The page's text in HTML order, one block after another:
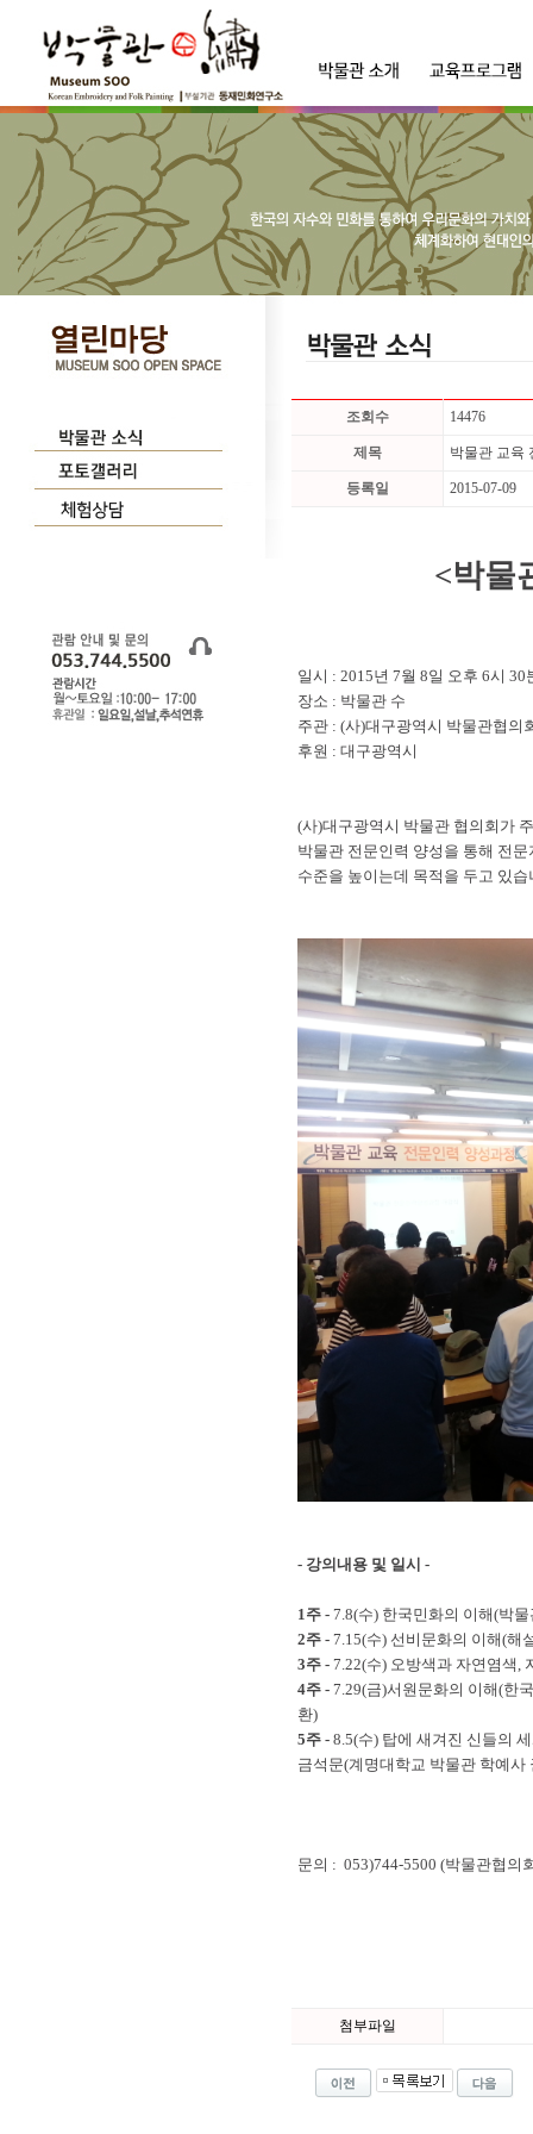
조회수 14476
제목 박물관 교육
등록일 2015-07-09
<박물
일시 : 2015년 7월 8일 오후 6시 30
장소 : 박물관 수
주관 : (사)대구광역시 박물관협의
후원 : 대구광역시
(사)대구광역시 박물관 협의회가
박물관 전문인력 양성을 통해 전
수준을 높이는데 목적을 두고 있습
- 강의내용 및 일시 -
1주 - 7.8(수) 한국민화의 이해(박물
2주 - 7.15(수) 선비문화의 이해(해
3주 - 7.22(수) 오방색과 자연염색,
4주 - 7.29(금)서원문화의 이해(한
환)
5주 - 8.5(수) 탑에 새겨진 신들의
금석문(계명대학교 박물관 학예사
문의 : 053)744-5500 (박물관협의
첨부파일